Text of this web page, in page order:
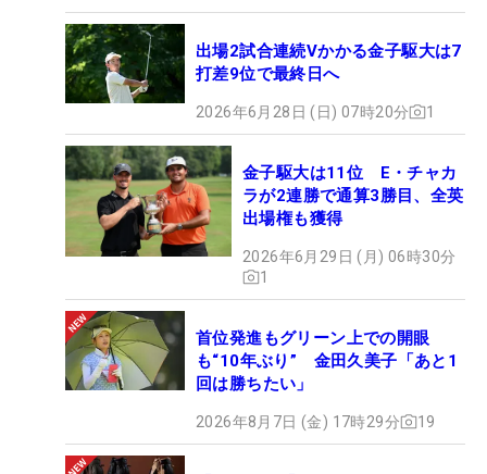
出場2試合連続Vかかる金子駆大は7
打差9位で最終日へ
2026年6月28日 (日) 07時20分 1
金子駆大は11位 E・チャカ
ラが2連勝で通算3勝目、全英
出場権も獲得
2026年6月29日 (月) 06時30分
1
首位発進もグリーン上での開眼
も“10年ぶり” 金田久美子「あと1
回は勝ちたい」
2026年8月7日 (金) 17時29分 19